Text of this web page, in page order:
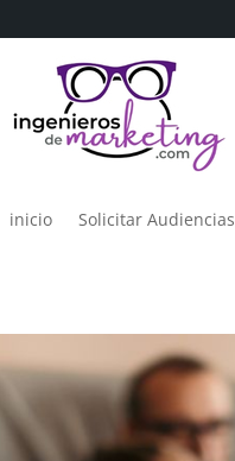
inicio Solicitar Audiencias